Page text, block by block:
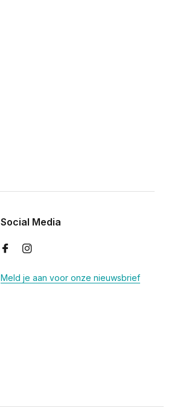
Social Media
Meld je aan voor onze nieuwsbrief